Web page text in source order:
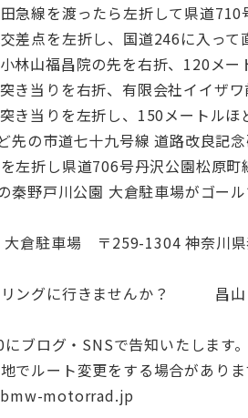
渡ったら左折して県道710号
左折し、国道246に入って直
昌院の先を右折、120メート
を右折、有限会社イイザワ前
を左折し、150メートルほど
道七十九号線 道路改良記念碑
県道706号丹沢公園松原町線
川公園 大倉駐車場がゴール
倉駐車場 〒259-1304 神奈川県
リングに行きませんか？ 昌山
ブログ・SNSで告知いたします。
でルート変更をする場合があり
motorrad.jp